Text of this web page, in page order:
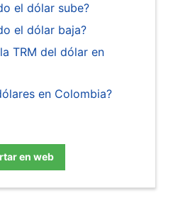
el dólar sube?
el dólar baja?
TRM del dólar en
en Colombia?
en web